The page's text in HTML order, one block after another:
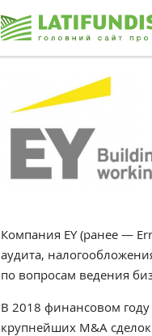
Компания EY (ранее —
аудита,
по вопросам ведения
В 2018 финансовом году
крупнейших M&A сделок